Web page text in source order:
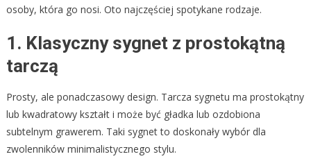
osoby, która go nosi. Oto najczęściej spotykane rodzaje.
1. Klasyczny sygnet z prostokątną
tarczą
Prosty, ale ponadczasowy design. Tarcza sygnetu ma prostokątny
lub kwadratowy kształt i może być gładka lub ozdobiona
subtelnym grawerem. Taki sygnet to doskonały wybór dla
zwolenników minimalistycznego stylu.